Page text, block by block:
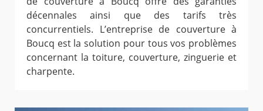
décennales ainsi que des tarifs très
concurrentiels. L’entreprise de couverture à
Boucq est la solution pour tous vos problèmes
concernant la toiture, couverture, zinguerie et
charpente.